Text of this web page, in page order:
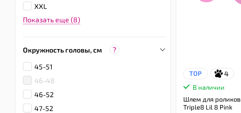
TOP 4
В наличии
Шлем для роликов
Triple8 Lil 8 Pink
XXL
Показать еще (8)
Окружность головы, см ?
45-51
46-48
46-52
47-52